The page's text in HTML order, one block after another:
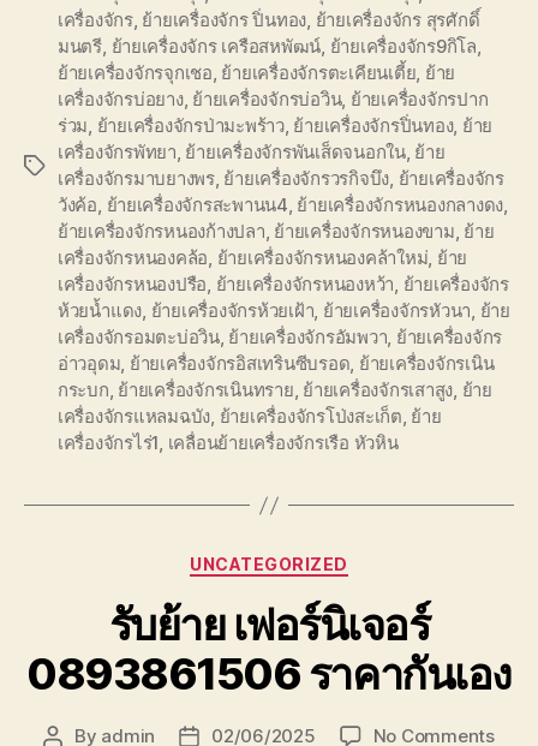
Tags
เครื่องจักร, ย้ายเครื่องจักร ปิ่นทอง, ย้ายเครื่องจักร สุรศักดิ์
มนตรี, ย้ายเครื่องจักร เครือสหพัฒน์, ย้ายเครื่องจักร9กิโล,
ย้ายเครื่องจักรจุกเชอ, ย้ายเครื่องจักรตะเคียนเตี้ย, ย้าย
เครื่องจักรบ่อยาง, ย้ายเครื่องจักรบ่อวิน, ย้ายเครื่องจักรปาก
ร่วม, ย้ายเครื่องจักรป่ามะพร้าว, ย้ายเครื่องจักรปิ่นทอง, ย้าย
เครื่องจักรพัทยา, ย้ายเครื่องจักรพันเส็ดจนอกใน, ย้าย
เครื่องจักรมาบยางพร, ย้ายเครื่องจักรวรกิจบึง, ย้ายเครื่องจักร
วังค้อ, ย้ายเครื่องจักรสะพานน4, ย้ายเครื่องจักรหนองกลางดง,
ย้ายเครื่องจักรหนองก้างปลา, ย้ายเครื่องจักรหนองขาม, ย้าย
เครื่องจักรหนองคล้อ, ย้ายเครื่องจักรหนองคล้าใหม่, ย้าย
เครื่องจักรหนองปรือ, ย้ายเครื่องจักรหนองหว้า, ย้ายเครื่องจักร
ห้วยน้ำแดง, ย้ายเครื่องจักรห้วยเฝ้า, ย้ายเครื่องจักรหัวนา, ย้าย
เครื่องจักรอมตะบ่อวิน, ย้ายเครื่องจักรอัมพวา, ย้ายเครื่องจักร
อ่าวอุดม, ย้ายเครื่องจักรอิสเทรินซีบรอด, ย้ายเครื่องจักรเนิน
กระบก, ย้ายเครื่องจักรเนินทราย, ย้ายเครื่องจักรเสาสูง, ย้าย
เครื่องจักรแหลมฉบัง, ย้ายเครื่องจักรโป่งสะเก็ต, ย้าย
เครื่องจักรไร่1, เคลื่อนย้ายเครื่องจักรเรือ หัวหิน
Categories
UNCATEGORIZED
รับย้าย เฟอร์นิเจอร์
0893861506 ราคากันเอง
Post
By admin
Post02/06/2025 No Commentson